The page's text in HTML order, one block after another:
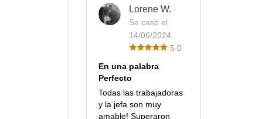
Lorene W. ·
Se casó el
14/06/2024
5.0
En una palabra
Perfecto
Todas las trabajadoras
y la jefa son muy
amable! Superaron